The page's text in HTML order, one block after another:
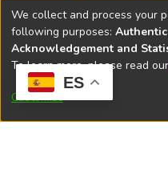
ES Soporte
We collect and process your
following purposes:
Acknowledgement and
To learn more, please read our
Customize